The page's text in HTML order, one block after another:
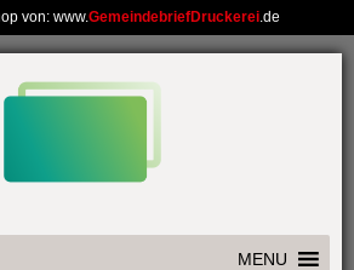
von: www.GemeindebriefDruckerei.de
MENU